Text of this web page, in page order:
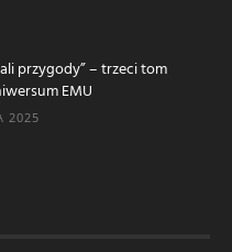
przygody” – trzeci tom
EMU
2025